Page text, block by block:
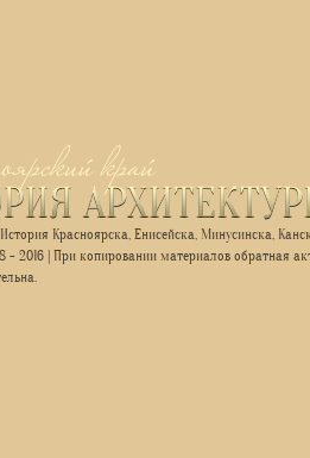
Красноярска, Енисейска, Минусинска,
- 2016 | При копировании материалов обратная